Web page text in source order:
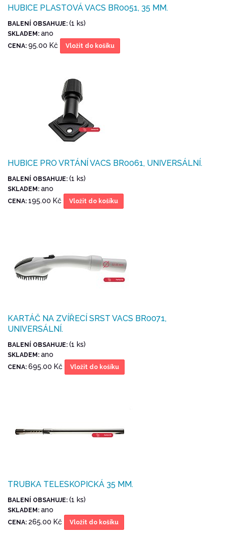
HUBICE PLASTOVÁ VACS BR0051, 35 MM.
BALENÍ OBSAHUJE: (1 ks)
SKLADEM: ano
CENA: 95.00 Kč Vložit do košíku
HUBICE PRO VRTÁNÍ VACS BR0061, UNIVERSÁLNÍ.
BALENÍ OBSAHUJE: (1 ks)
SKLADEM: ano
CENA: 195.00 Kč Vložit do košíku
KARTÁČ NA ZVÍŘECÍ SRST VACS BR0071,
UNIVERSÁLNÍ.
BALENÍ OBSAHUJE: (1 ks)
SKLADEM: ano
CENA: 695.00 Kč Vložit do košíku
TRUBKA TELESKOPICKÁ 35 MM.
BALENÍ OBSAHUJE: (1 ks)
SKLADEM: ano
CENA: 265.00 Kč Vložit do košíku